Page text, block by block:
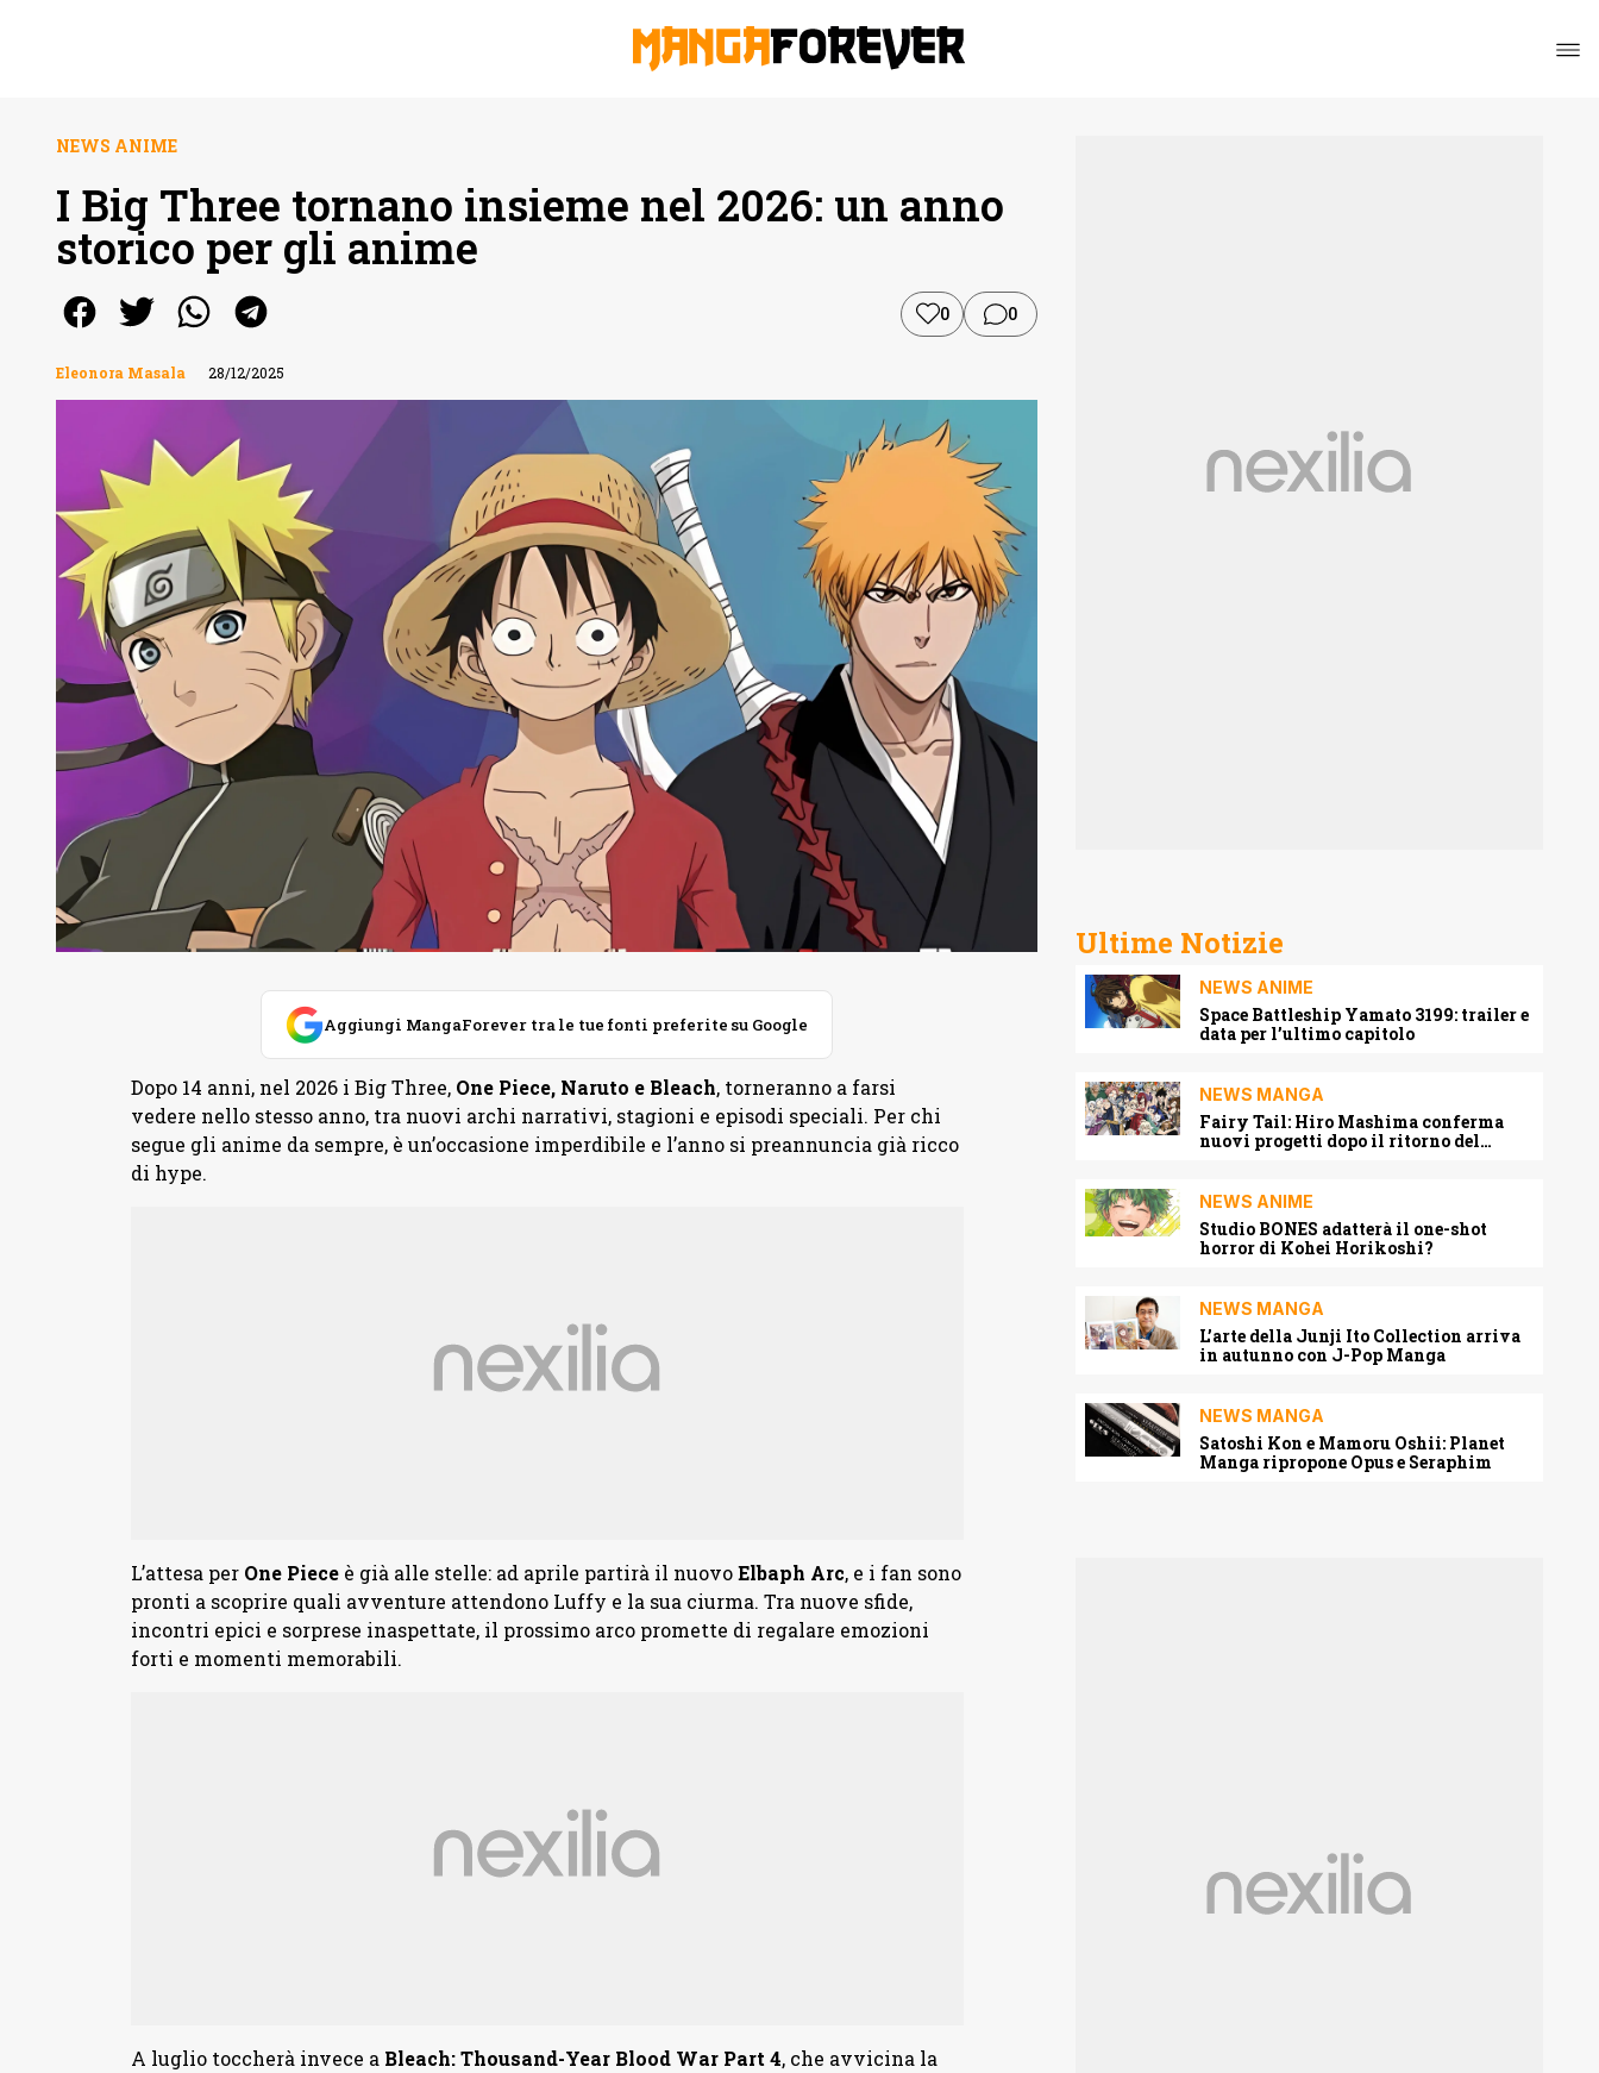
NEWS ANIME
I Big Three tornano insieme nel 2026: un anno
storico per gli anime
0 0
Eleonora Masala 28/12/2025
Aggiungi MangaForever tra le tue fonti preferite su Google
Dopo 14 anni, nel 2026 i Big Three, One Piece, Naruto e Bleach, torneranno a farsi
vedere nello stesso anno, tra nuovi archi narrativi, stagioni e episodi speciali. Per chi
segue gli anime da sempre, è un’occasione imperdibile e l’anno si preannuncia già ricco
di hype.
L’attesa per One Pieceè già alle stelle: ad aprile partirà il nuovoElbaph Arc, e i fan sono
pronti a scoprire quali avventure attendono Luffy e la sua ciurma. Tra nuove sfide,
incontri epici e sorprese inaspettate, il prossimo arco promette di regalare emozioni
forti e momenti memorabili.
A luglio toccherà invece a Bleach: Thousand-Year Blood War Part 4, che avvicina la
Ultime Notizie
NEWS ANIME
Space Battleship Yamato 3199: trailer e
data per l’ultimo capitolo
NEWS MANGA
Fairy Tail: Hiro Mashima conferma
nuovi progetti dopo il ritorno del
NEWS ANIME
Studio BONES adatterà il one-shot
horror di Kohei Horikoshi?
NEWS MANGA
L’arte della Junji Ito Collection arriva
in autunno con J-Pop Manga
NEWS MANGA
Satoshi Kon e Mamoru Oshii: Planet
Manga ripropone Opus e Seraphim